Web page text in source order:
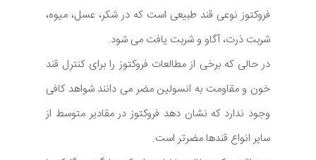
فروکتوز نوعی قند طبیعی است که در شکر، عسل، میوه،
شربت ذرت، آگاو و شربت یافت می شود.
در حالی که برخی از مطالعات فروکتوز را برای کنترل قند
خون و مقاومت به انسولین مضر می دانند شواهد کافی
وجود ندارد که نشان دهد فروکتوز در مقادیر متوسط از
سایر انواع قندها مضرتر است.